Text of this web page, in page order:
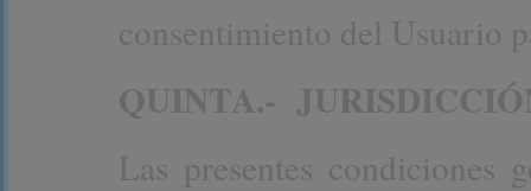
consentimiento del Usuario
QUINTA.-
Las presentes condiciones